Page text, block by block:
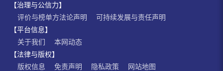
【治理与公信力】
评价与榜单方法论声明
可持续发展与责任声明
【平台信息】
关于我们
本网动态
【法律与版权】
版权信息
免责声明 隐私政策 网站地图